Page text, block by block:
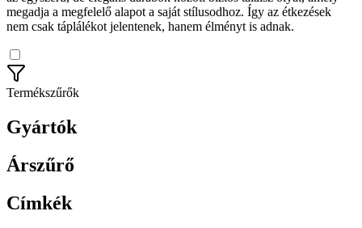
megadja a megfelelő alapot a saját stílusodhoz. Így az étkezések
nem csak táplálékot jelentenek, hanem élményt is adnak.
Termékszűrők
Gyártók
Árszűrő
Címkék